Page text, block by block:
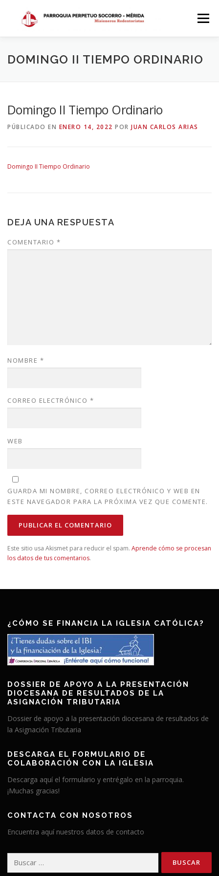
contenido
Menú
INICIO DÓNDE ESTAMOS HISTORIA
SACRAMENTOS CALENDARIO PARROQUIAL 2024
DOMINGO II TIEMPO ORDINARIO
Domingo II Tiempo Ordinario
PÚBLICADO EN ENERO 14, 2022 POR JUAN CARLOS ARIAS
Domingo II Tiempo Ordinario
DEJA UNA RESPUESTA
COMENTARIO *
NOMBRE *
CORREO ELECTRÓNICO *
WEB
GUARDA MI NOMBRE, CORREO ELECTRÓNICO Y WEB EN
ESTE NAVEGADOR PARA LA PRÓXIMA VEZ QUE COMENTE.
Este sitio usa Akismet para reducir el spam. Aprende cómo se procesan
los datos de tus comentarios.
¿CÓMO SE FINANCIA LA IGLESIA CATÓLICA?
DOSSIER DE APOYO A LA PRESENTACIÓN
DIOCESANA DE RESULTADOS DE LA
ASIGNACIÓN TRIBUTARIA
Dossier de apoyo a la presentación diocesana de resultados de
la Asignación Tributaria
DESCARGA EL FORMULARIO DE
COLABORACIÓN CON LA IGLESIA
Descarga aquí el formulario y entrégalo en la parroquia.
¡Muchas gracias!
CONTACTA CON NOSOTROS
Encuentra aquí nuestros datos de contacto